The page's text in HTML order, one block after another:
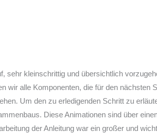
sehr kleinschrittig und übersichtlich
alle Komponenten, die für den nächsten
Um den zu erledigenden Schritt zu
Diese Animationen sind über
der Anleitung war ein großer und